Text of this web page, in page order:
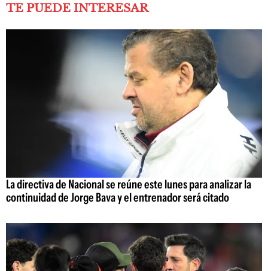
TE PUEDE INTERESAR
La directiva de Nacional se reúne este lunes para analizar la
continuidad de Jorge Bava y el entrenador será citado